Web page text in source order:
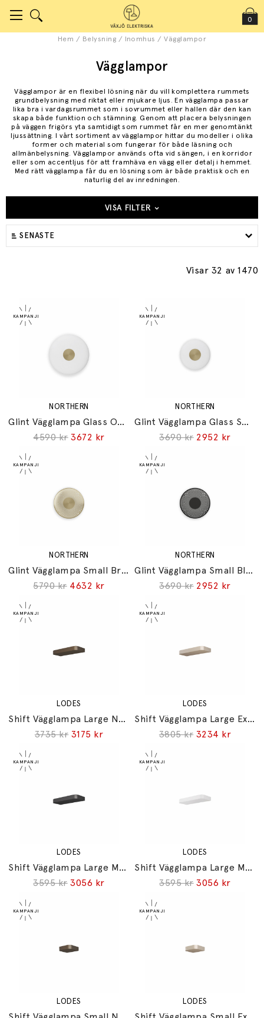
0
Hem / Belysning / Inomhus /Vägglampor
Vägglampor
Vägglampor är en flexibel lösning när du vill komplettera rummets
grundbelysning med riktat eller mjukare ljus. En vägglampa passar
lika bra i vardagsrummet som i sovrummet eller hallen där den kan
skapa både funktion och stämning. Genom att placera belysningen
på väggen frigörs yta samtidigt som rummet får en mer genomtänkt
ljussättning. I vårt sortiment av vägglampor hittar du modeller i olika
former och material som fungerar för både läsning och
allmänbelysning. Vägglampor används ofta vid sängen, i en korridor
eller som accentljus för att framhäva en vägg eller detalj i hemmet.
Med rätt vägglampa får du en lösning som är både praktisk och en
naturlig del av inredningen.
VISA FILTER
SENASTE
Visar 32 av 1470
NORTHERN
Glint Vägglampa Glass Opal White
4590 kr 3672 kr
NORTHERN
Glint Vägglampa Glass Small Opal White
3690 kr 2952 kr
NORTHERN
Glint Vägglampa Small Brass
5790 kr 4632 kr
NORTHERN
Glint Vägglampa Small Black
3690 kr 2952 kr
LODES
Shift Vägglampa Large Natural Brown
3735 kr 3175 kr
LODES
Shift Vägglampa Large Extra Matt Champagne
3805 kr 3234 kr
LODES
Shift Vägglampa Large Matt Black
3595 kr 3056 kr
LODES
Shift Vägglampa Large Matt White
3595 kr 3056 kr
LODES LODES